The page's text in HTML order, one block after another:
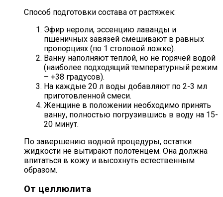
Способ подготовки состава от растяжек:
Эфир нероли, эссенцию лаванды и
пшеничных завязей смешивают в равных
пропорциях (по 1 столовой ложке).
Ванну наполняют теплой, но не горячей водой
(наиболее подходящий температурный режим
– +38 градусов).
На каждые 20 л воды добавляют по 2-3 мл
приготовленной смеси.
Женщине в положении необходимо принять
ванну, полностью погрузившись в воду на 15-
20 минут.
По завершению водной процедуры, остатки
жидкости не вытирают полотенцем. Она должна
впитаться в кожу и высохнуть естественным
образом.
От целлюлита